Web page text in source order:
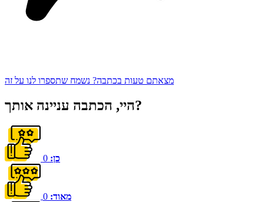
מצאתם טעות בכתבה? נשמח שתספרו לנו על זה
היי, הכתבה עניינה אותך?
כן: 0
מאוד: 0